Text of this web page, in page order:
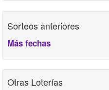
Sorteos anteriores
Más fechas
Otras Loterías